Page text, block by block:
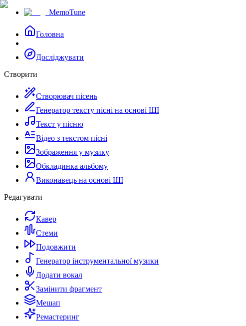
MemoTune
Головна
Досліджувати
Створити
Створювач пісень
Генератор тексту пісні на основі ШІ
Текст у пісню
Відео з текстом пісні
Зображення у музику
Обкладинка альбому
Виконавець на основі ШІ
Редагувати
Кавер
Стеми
Подовжити
Генератор інструментальної музики
Додати вокал
Замінити фрагмент
Мешап
Ремастеринг